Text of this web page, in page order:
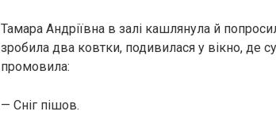
Тамара Андріївна в залі кашлянула й
зробила два ковтки, подивилася у вікно, де
промовила:
— Сніг пішов.